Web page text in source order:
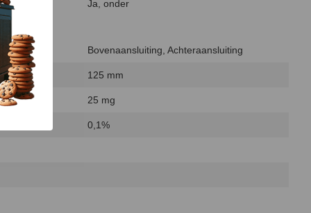
Ja, onder
Bovenaansluiting, Achteraansluiting
125 mm
25 mg
0,1%